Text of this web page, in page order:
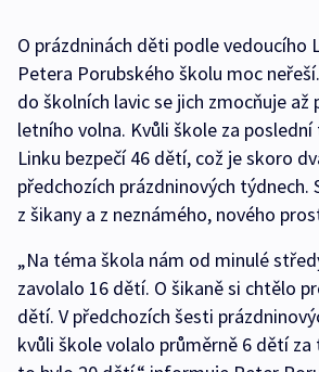
O prázdninách děti podle vedoucího
Petera Porubského školu moc
do školních lavic se jich zmocňuje až
letního volna. Kvůli škole za
Linku bezpečí 46 dětí, což je skoro
předchozích prázdninových týdnech.
z šikany a z neznámého, nového
„Na téma škola nám od minulé
zavolalo 16 dětí. O šikaně si chtělo
dětí. V předchozích šesti
kvůli škole volalo průměrně 6 dětí za